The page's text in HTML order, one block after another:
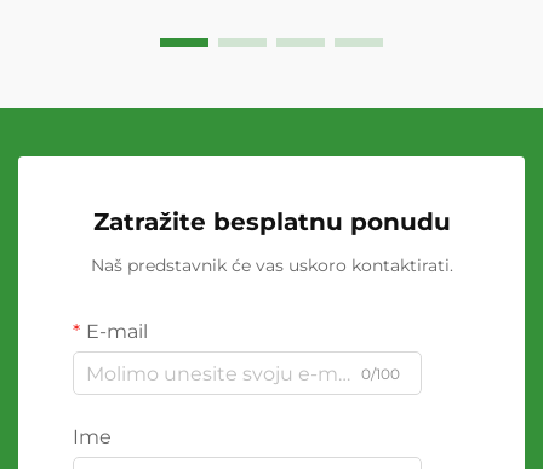
Zatražite besplatnu ponudu
Naš predstavnik će vas uskoro kontaktirati.
E-mail
0/100
Ime